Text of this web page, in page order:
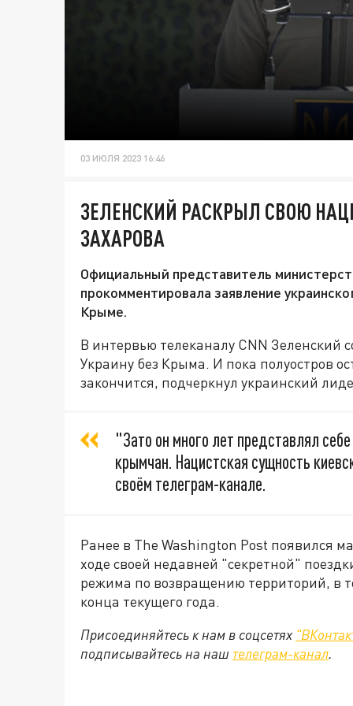
03 ИЮЛЯ 2023 16:46
ЗЕЛЕНСКИЙ РАСКРЫЛ СВОЮ
ЗАХАРОВА
Официальный представитель
прокомментировала заявление
Крыме.
В интервью телеканалу CNN Зеленский
Украину без Крыма. И пока полуостров
закончится, подчеркнул украинский
"Зато он много лет представлял
крымчан. Нацистская сущность
своём телеграм-канале.
Ранее в The Washington Post появился
ходе своей недавней "секретной"
режима по возвращению территорий, в
конца текущего года.
Присоединяйтесь к нам в соцсетях
подписывайтесь на наш телеграм-канал.